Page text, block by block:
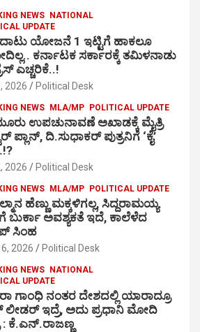
NEWS
NATIONAL
UPDATE
ಯೋಜನೆ 1 ಇಟ್ಟಿಗೆ ಹಾಕಲೂ
ಕರ್ನಾಟಕ ಸರ್ಕಾರಕ್ಕೆ ತಮಿಳನಾಡು
ಎಚ್ಚರಿಕೆ..!
2026 Political Desk
NEWS MLA/MP POLITICAL UPDATE
ಉಪಚುನಾವಣೆ ಅಖಾಡಕ್ಕೆ ಮೈತ್ರಿ
ಪ್ಲಾನ್, ದಿ.ಸುಧಾಕರ್ ಪುತ್ರನಿಗೆ ‘ಕೈ’
2026 Political Desk
NEWS MLA/MP POLITICAL UPDATE
ಹೆಣ್ಣು ಮಕ್ಕಳಿಗಲ್ಲ, ಸಿದ್ದರಾಮಯ್ಯ
ಬುರ್ಕಾ ಅವಶ್ಯಕತೆ ಇದೆ, ಕಾಲೆಳೆದ
ಸಿಂಹ
2026 Political Desk
NEWS
NATIONAL
UPDATE
ಗಾಂಧಿ ನಂತರ ದೇಶದಲ್ಲಿ ಯಾರಾದ್ರೂ
ಇದ್ರೆ, ಅದು ಪ್ರಧಾನಿ ಮೋದಿ
: ಕೆ.ಎನ್.ರಾಜಣ್ಣ